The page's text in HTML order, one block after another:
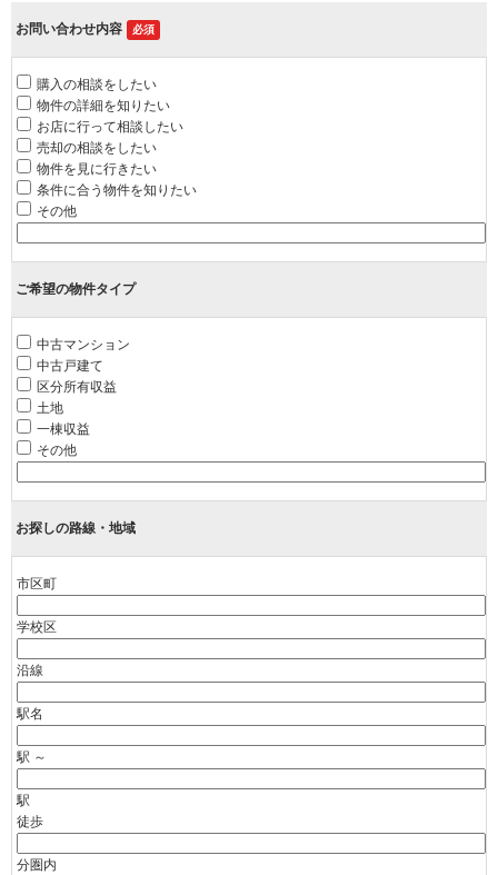
お問い合わせ内容 必須
購入の相談をしたい
物件の詳細を知りたい
お店に行って相談したい
売却の相談をしたい
物件を見に行きたい
条件に合う物件を知りたい
その他
ご希望の物件タイプ
中古マンション
中古戸建て
区分所有収益
土地
一棟収益
その他
お探しの路線・地域
市区町
学校区
沿線
駅名
駅 ～
駅
徒歩
分圏内